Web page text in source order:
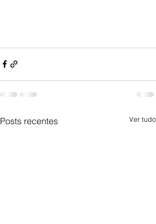
Posts recentes Ver tudo